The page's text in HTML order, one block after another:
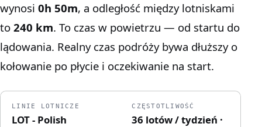
wynosi 0h 50m, a odległość między lotniskami
to 240 km. To czas w powietrzu — od startu do
lądowania. Realny czas podróży bywa dłuższy o
kołowanie po płycie i oczekiwanie na start.
LINIE LOTNICZE
LOT - Polish
CZĘSTOTLIWOŚĆ
36 lotów / tydzień ·